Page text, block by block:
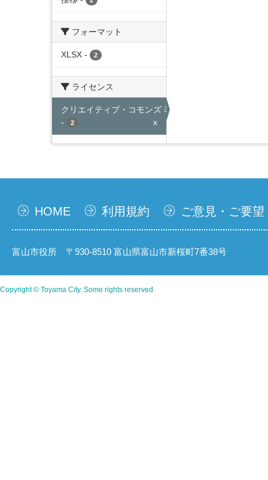
フォーマット
XLSX - 2
ライセンス
クリエイティブ・コモンズ 表示
-
2 x
HOME 利用規約 ご意見・ご要望
富山市役所 〒930-8510 富山県富山市新桜町7番38号
Copyright © Toyama City. Some rights reserved.